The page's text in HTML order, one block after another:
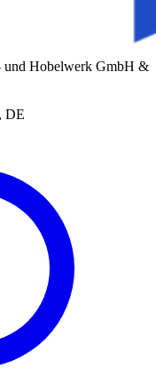
und Hobelwerk GmbH &
DE